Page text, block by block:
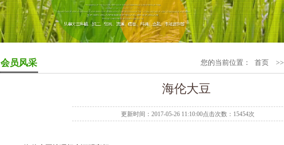
会员风采 您的当前位置： 首页 >>
海伦大豆
更新时间：2017-05-26 11:10:00点击次数：15454次